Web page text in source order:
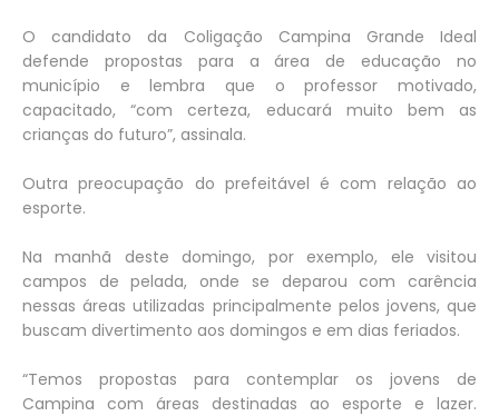
O candidato da Coligação Campina Grande Ideal
defende propostas para a área de educação no
município e lembra que o professor motivado,
capacitado, “com certeza, educará muito bem as
crianças do futuro”, assinala.
Outra preocupação do prefeitável é com relação ao
esporte.
Na manhã deste domingo, por exemplo, ele visitou
campos de pelada, onde se deparou com carência
nessas áreas utilizadas principalmente pelos jovens, que
buscam divertimento aos domingos e em dias feriados.
“Temos propostas para contemplar os jovens de
Campina com áreas destinadas ao esporte e lazer.